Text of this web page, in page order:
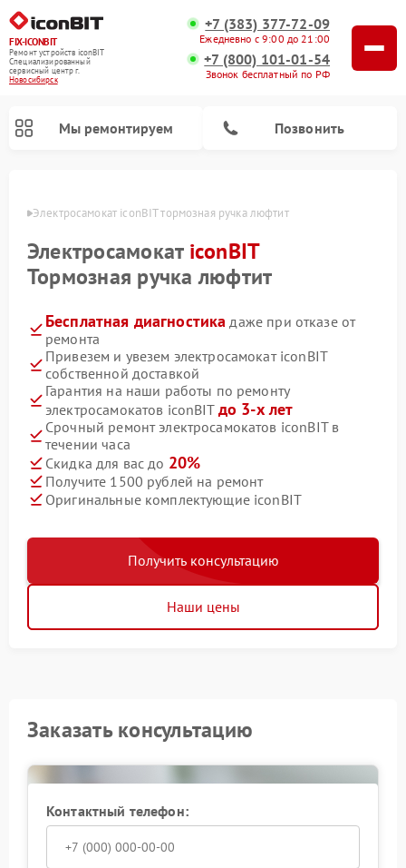
FIX-ICONBIT
Ремонт устройств iconBIT
Специализированный
cервисный центр г.
Новосибирск
+7 (383) 377-72-09
Ежедневно с 9:00 до 21:00
+7 (800) 101-01-54
Звонок бесплатный по РФ
Мы ремонтируем Позвонить
Электросамокат iconBIT тормозная ручка люфтит
Электросамокат iconBIT
Тормозная ручка люфтит
Бесплатная диагностика даже при отказе от
ремонта
Привезем и увезем электросамокат iconBIT
собственной доставкой
Гарантия на наши работы по ремонту
электросамокатов iconBIT до 3-х лет
Срочный ремонт электросамокатов iconBIT в
течении часа
Скидка для вас до 20%
Получите 1500 рублей на ремонт
Оригинальные комплектующие iconBIT
Получить консультацию
Наши цены
Заказать консультацию
Контактный телефон: